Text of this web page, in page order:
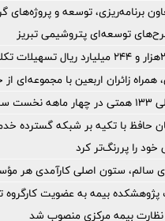
برنامه‌ریزی، توسعه و
توسعه‌ای پتروشیمی تبریز
همراه زائران اربعین با مجموعه‌ای
سال
حافظ با تکیه بر شبکه گسترده
را پررنگ‌تر کرد
سالم، ستون اصلی کارآمدی هر
بیمه به عضویت
بیمه مركزی منصوب شد